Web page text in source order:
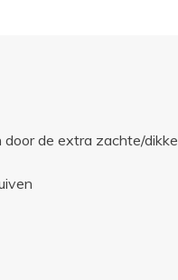
de extra zachte/dikke